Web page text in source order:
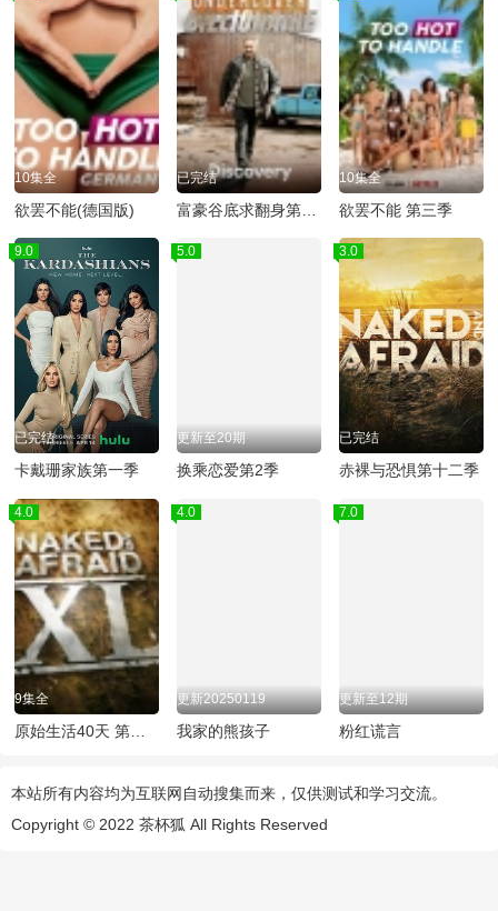
10集全
欲罢不能(德国版)
已完结 10集全
欲罢不能 第三季
9.0
已完结
卡戴珊家族第一季
5.0
更新至20期
换乘恋爱第2季
3.0
已完结
赤裸与恐惧第十二季
4.0
9集全
4.0
更新20250119
我家的熊孩子
7.0
更新至12期
粉红谎言
本站所有内容均为互联网自动搜集而来，仅供测试和学习交流。
Copyright © 2022 茶杯狐 All Rights Reserved